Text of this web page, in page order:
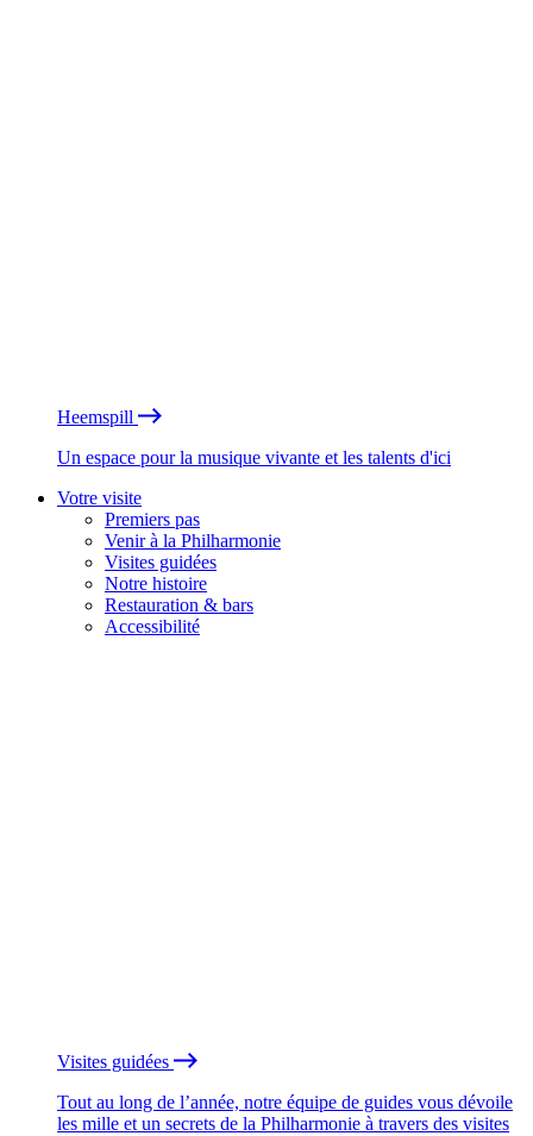
Heemspill
Un espace pour la musique vivante et les talents d'ici
Votre visite
Premiers pas
Venir à la Philharmonie
Visites guidées
Notre histoire
Restauration & bars
Accessibilité
Visites guidées
Tout au long de l’année, notre équipe de guides vous dévoile
les mille et un secrets de la Philharmonie à travers des visites